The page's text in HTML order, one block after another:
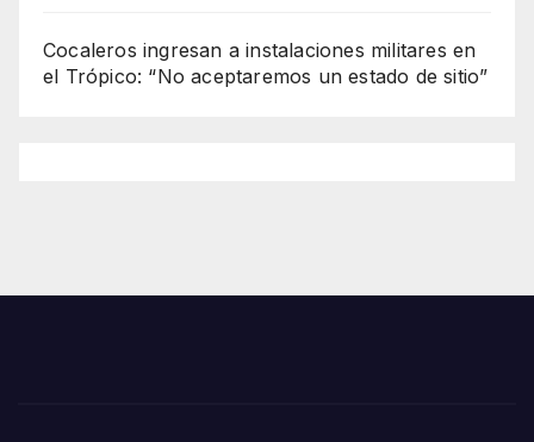
Cocaleros ingresan a instalaciones militares en
el Trópico: “No aceptaremos un estado de sitio”